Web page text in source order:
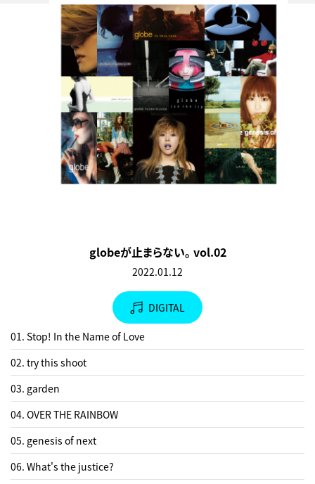
globeが止まらない。 vol.02
2022.01.12
DIGITAL
01. Stop! In the Name of Love
02. try this shoot
03. garden
04. OVER THE RAINBOW
05. genesis of next
06. What's the justice?